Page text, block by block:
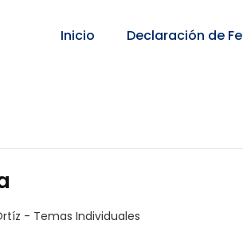
Inicio Declaración de Fe
- Temas Individuales